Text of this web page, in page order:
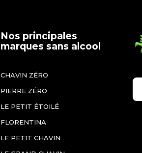
Nos principales
marques sans alcool
CHAVIN ZÉRO
PIERRE ZÉRO
LE PETIT ÉTOILÉ
FLORENTINA
LE PETIT CHAVIN